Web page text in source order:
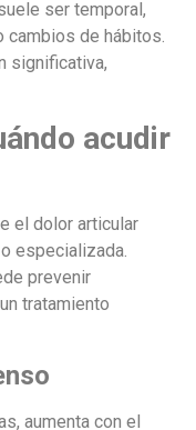
ser temporal,
cambios de hábitos.
significativa,
acudir
el dolor articular
especializada.
prevenir
tratamiento
aumenta con el